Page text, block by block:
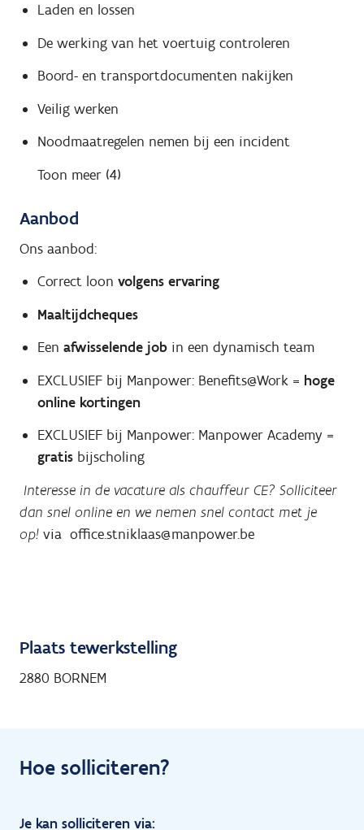
Laden en lossen
De werking van het voertuig controleren
Boord- en transportdocumenten nakijken
Veilig werken
Noodmaatregelen nemen bij een incident
Toon meer (4)
Aanbod
Ons aanbod:
Correct loon volgens ervaring
Maaltijdcheques
Een afwisselende jobin een dynamisch team
EXCLUSIEF bij Manpower: Benefits@Work = hoge
online kortingen
EXCLUSIEF bij Manpower: Manpower Academy =
gratisbijscholing
Interesse in de vacature als chauffeur CE? Solliciteer
dan snel online en we nemen snel contact met je
op! via office.stniklaas@manpower.be
Plaats tewerkstelling
2880 BORNEM
Hoe solliciteren?
Je kan solliciteren via: